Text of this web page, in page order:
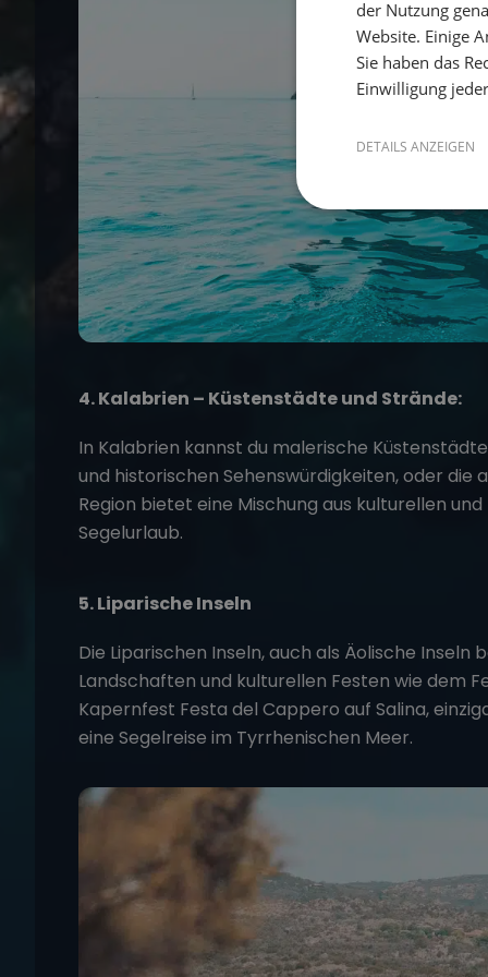
4. Kalabrien – Küstenstädte und Strände:
In Kalabrien kannst du malerische
und historischen Sehenswürdigkeiten, oder
Region bietet eine Mischung aus kulturellen
Segelurlaub​.
5. Liparische Inseln
Die Liparischen Inseln, auch als Äolische
Landschaften und kulturellen Festen wie dem
Kapernfest Festa del Cappero auf Salina,
eine Segelreise im Tyrrhenischen Meer.
der Nutzung
Website. Einige
Sie haben das
Einwilligung
DETAILS ANZEIGEN